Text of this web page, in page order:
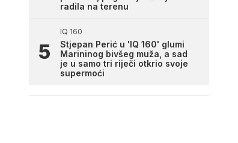
radila na terenu
IQ 160
Stjepan Perić u 'IQ 160' glumi
Marininog bivšeg muža, a sad
je u samo tri riječi otkrio svoje
supermoći